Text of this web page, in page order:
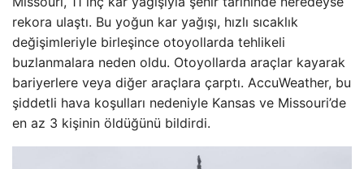
rekora ulaştı. Bu yoğun kar yağışı, hızlı sıcaklık
değişimleriyle birleşince otoyollarda tehlikeli
buzlanmalara neden oldu. Otoyollarda araçlar kayarak
bariyerlere veya diğer araçlara çarptı. AccuWeather, bu
şiddetli hava koşulları nedeniyle Kansas ve Missouri’de
en az 3 kişinin öldüğünü bildirdi.